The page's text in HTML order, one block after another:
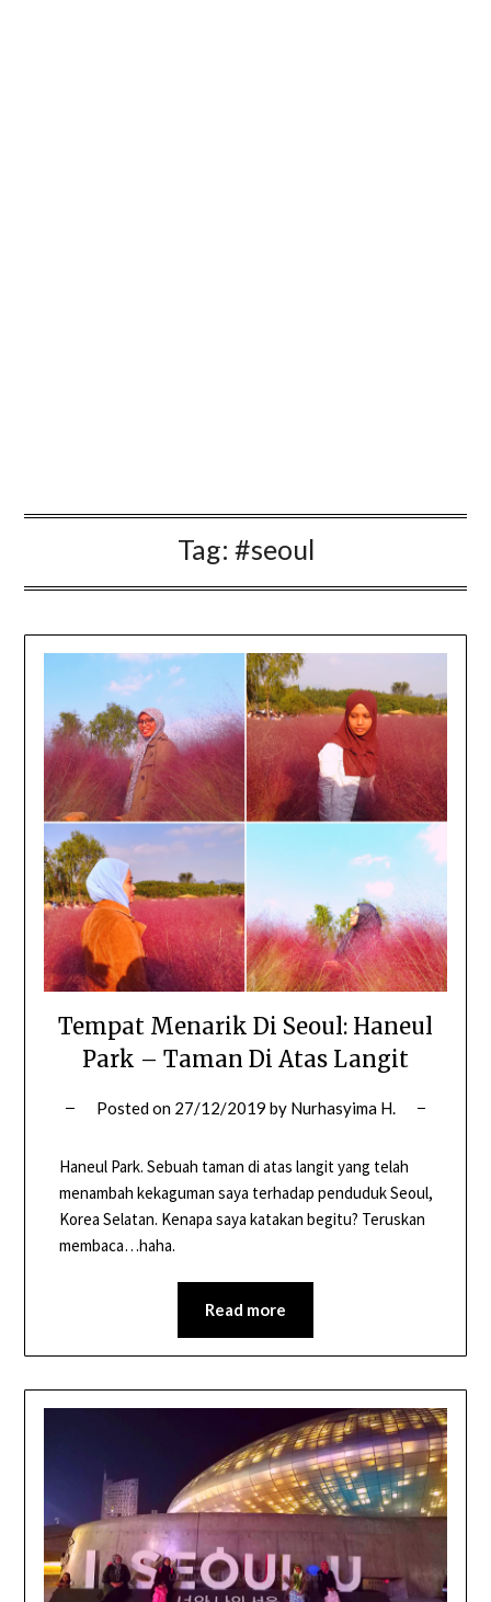
Tag: #seoul
Tempat Menarik Di Seoul: Haneul
Park – Taman Di Atas Langit
Posted on 27/12/2019 by Nurhasyima H.
Haneul Park. Sebuah taman di atas langit yang telah
menambah kekaguman saya terhadap penduduk Seoul,
Korea Selatan. Kenapa saya katakan begitu? Teruskan
membaca…haha.
Read more